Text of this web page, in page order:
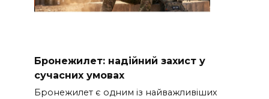
Бронежилет: надійний захист у
сучасних умовах
Бронежилет є одним із найважливіших